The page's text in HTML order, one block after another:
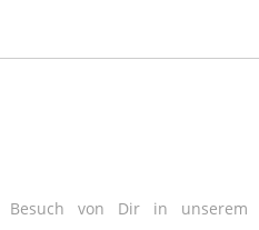
von Dir in unserem